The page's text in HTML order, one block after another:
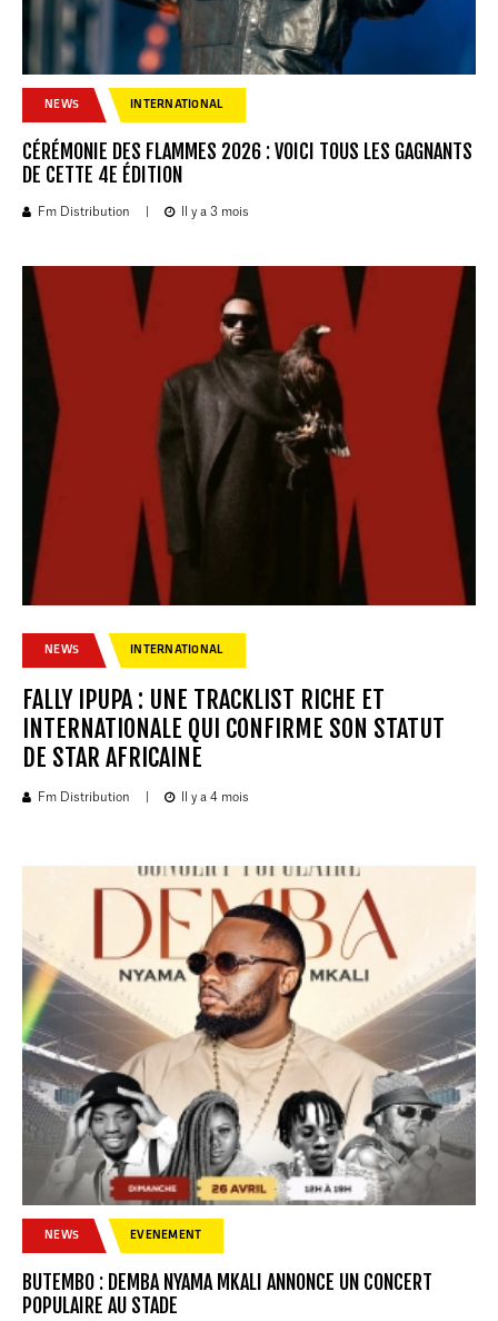
NEWS INTERNATIONAL
CÉRÉMONIE DES FLAMMES 2026 : VOICI TOUS LES GAGNANTS
DE CETTE 4E ÉDITION
Fm Distribution Il y a 3 mois
NEWS INTERNATIONAL
FALLY IPUPA : UNE TRACKLIST RICHE ET
INTERNATIONALE QUI CONFIRME SON STATUT
DE STAR AFRICAINE
Fm Distribution Il y a 4 mois
NEWS EVENEMENT
BUTEMBO : DEMBA NYAMA MKALI ANNONCE UN CONCERT
POPULAIRE AU STADE